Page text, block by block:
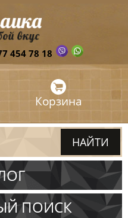
454 78 18
Корзина
ПОИСК